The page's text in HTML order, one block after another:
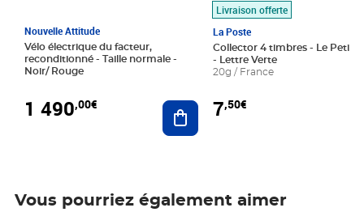
Nouvelle Attitude
Vélo électrique du facteur,
reconditionné - Taille normale -
Noir/ Rouge
1 490,00€ Ajouter au panier
Livraison offerte
La Poste
Collector 4 timbres - Le Petit
- Lettre Verte
20g / France
7,50€
Vous pourriez également aimer